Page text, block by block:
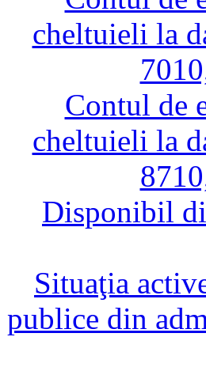
cheltuieli la
Contul de
cheltuieli la
Disponibil
Situaţia
publice din